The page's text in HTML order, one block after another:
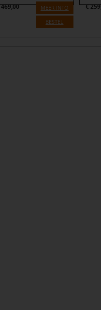
469,00
MEER INFO
BESTEL
€